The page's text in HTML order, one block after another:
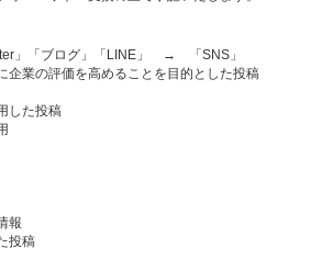
」「ブログ」「LINE」 → 「SNS」
企業の評価を高めることを目的とした投稿
した投稿
報
投稿